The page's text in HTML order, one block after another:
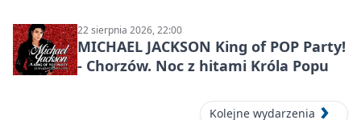
22 sierpnia 2026, 22:00
MICHAEL JACKSON King of POP Party!
- Chorzów. Noc z hitami Króla Popu
Kolejne wydarzenia